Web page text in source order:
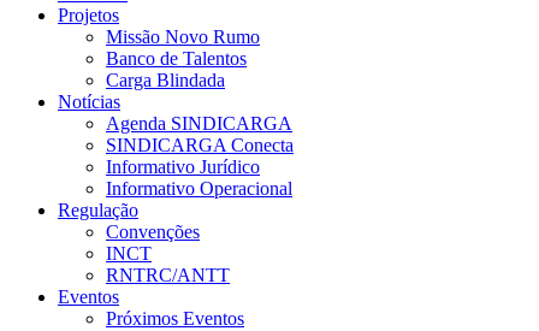
Projetos
Missão Novo Rumo
Banco de Talentos
Carga Blindada
Notícias
Agenda SINDICARGA
SINDICARGA Conecta
Informativo Jurídico
Informativo Operacional
Regulação
Convenções
INCT
RNTRC/ANTT
Eventos
Próximos Eventos